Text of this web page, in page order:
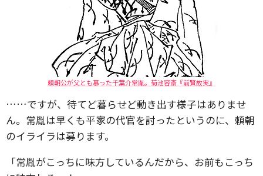
頼朝公が父とも慕った千葉介常胤。菊池容斎『前賢故実』
……ですが、待てど暮らせど動き出す様子はありませ
ん。常胤は早くも平家の代官を討ったというのに、頼朝
のイライラは募ります。
「常胤がこっちに味方しているんだから、お前もこっち